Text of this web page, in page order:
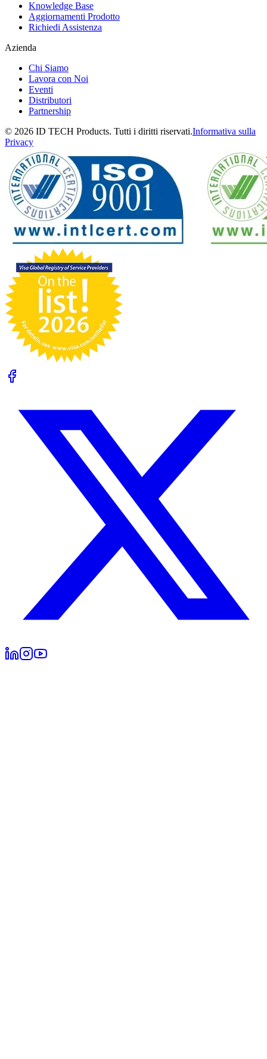
Knowledge Base
Aggiornamenti Prodotto
Richiedi Assistenza
Azienda
Chi Siamo
Lavora con Noi
Eventi
Distributori
Partnership
© 2026 ID TECH Products. Tutti i diritti riservati.Informativa sulla
Privacy